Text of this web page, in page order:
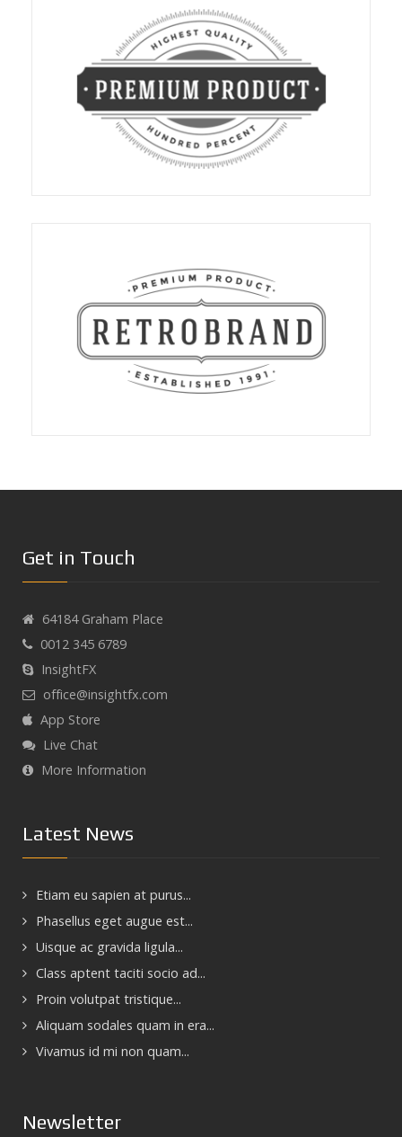
Get in Touch
64184 Graham Place
0012 345 6789
InsightFX
office@insightfx.com
App Store
Live Chat
More Information
Latest News
Etiam eu sapien at purus...
Phasellus eget augue est...
Uisque ac gravida ligula...
Class aptent taciti socio ad...
Proin volutpat tristique...
Aliquam sodales quam in era...
Vivamus id mi non quam...
Newsletter